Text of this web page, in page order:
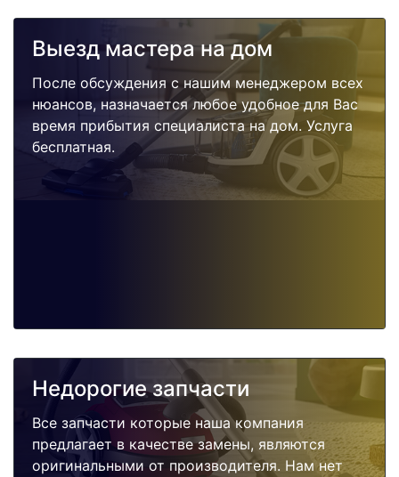
Выезд мастера на дом
После обсуждения с нашим менеджером всех
нюансов, назначается любое удобное для Вас
время прибытия специалиста на дом. Услуга
бесплатная.
Недорогие запчасти
Все запчасти которые наша компания
предлагает в качестве замены, являются
оригинальными от производителя. Нам нет